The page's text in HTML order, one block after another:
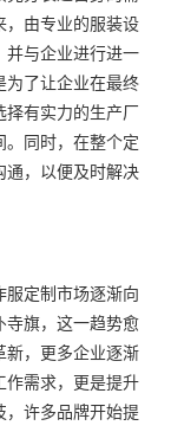
，由专业的服装设
并与企业进行进一
为了让企业在最终
有实力的生产厂
同时，在整个定
通，以便及时解决
定制市场逐渐向
寺旗，这一趋势愈
新，更多企业逐渐
作需求，更是提升
，许多品牌开始提